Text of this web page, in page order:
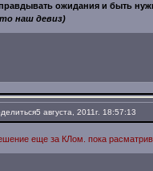
ожидания и быть
наш девиз)
5 августа, 2011г. 18:57:13
еще за КЛом. пока